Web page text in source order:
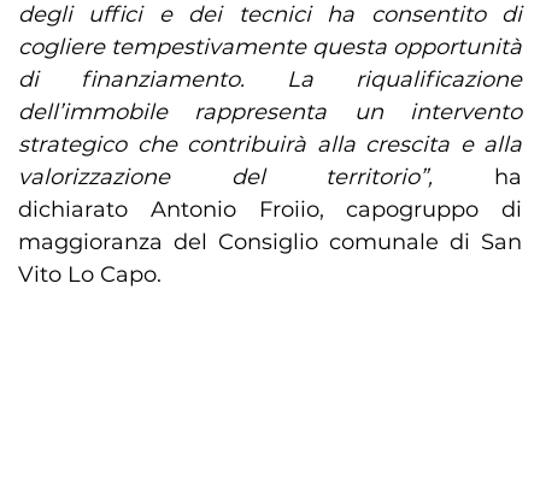
degli uffici e dei tecnici ha consentito di
cogliere tempestivamente questa opportunità
di finanziamento. La riqualificazione
dell’immobile rappresenta un intervento
strategico che contribuirà alla crescita e alla
valorizzazione del territorio”, ha
dichiarato Antonio Froiio, capogruppo di
maggioranza del Consiglio comunale di San
Vito Lo Capo.